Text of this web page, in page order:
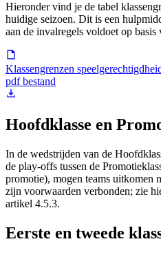
Hieronder vind je de tabel
huidige seizoen. Dit is een
aan de invalregels voldoet op
Klassengrenzen
pdf bestand
Hoofdklasse en
In de wedstrijden van de
de play-offs tussen de
promotie), mogen teams uitkomen
zijn voorwaarden verbonden; zie
artikel 4.5.3.
Eerste en tweede